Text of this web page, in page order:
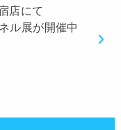
店にて
ル展が開催中